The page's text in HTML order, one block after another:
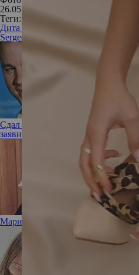
26.05.2017
Теги:
Дита Фон Тиз
Москвазвезда
Sergeenko
Сдал назад: в разгар романа с
заявил, что не готов снова
Марион Котийяр стала мамой во